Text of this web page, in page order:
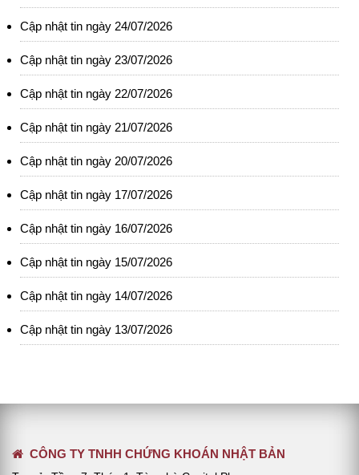
Cập nhật tin ngày 24/07/2026
Cập nhật tin ngày 23/07/2026
Cập nhật tin ngày 22/07/2026
Cập nhật tin ngày 21/07/2026
Cập nhật tin ngày 20/07/2026
Cập nhật tin ngày 17/07/2026
Cập nhật tin ngày 16/07/2026
Cập nhật tin ngày 15/07/2026
Cập nhật tin ngày 14/07/2026
Cập nhật tin ngày 13/07/2026
CÔNG TY TNHH CHỨNG KHOÁN NHẬT BẢN